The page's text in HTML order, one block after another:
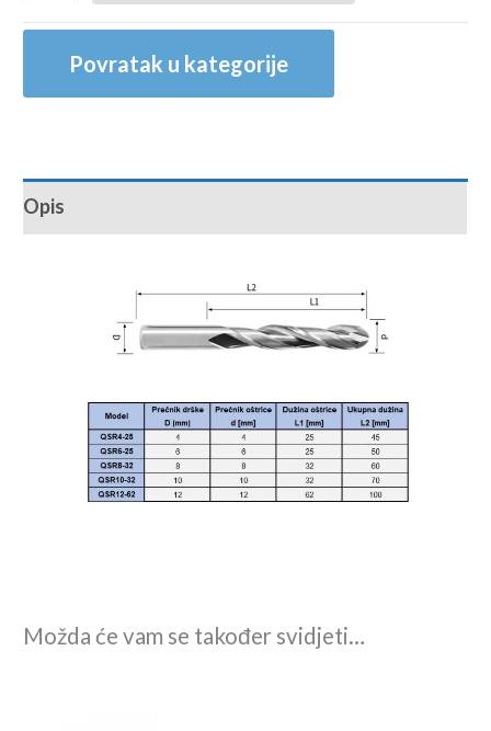
Povratak u kategorije
Opis
Možda će vam se također svidjeti…